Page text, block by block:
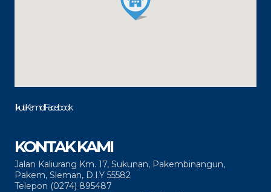
Ikuti Kami di Facebook
KONTAK KAMI
Jalan Kaliurang Km. 17, Sukunan, Pakembinangun,
Pakem, Sleman, D.I.Y 55582
Telepon (0274) 895487